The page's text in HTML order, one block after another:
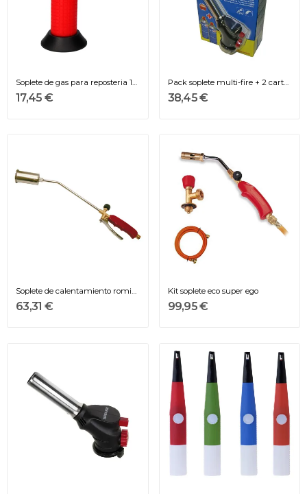
Soplete de gas para reposteria 13x10x4cm
17,45 €
Pack soplete multi-fire + 2 cartuchos 227 g ø22cm
38,45 €
Soplete de calentamiento romini super ego
63,31 €
Kit soplete eco super ego
99,95 €